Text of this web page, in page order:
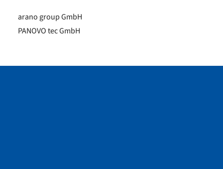
arano group GmbH
PANOVO tec GmbH